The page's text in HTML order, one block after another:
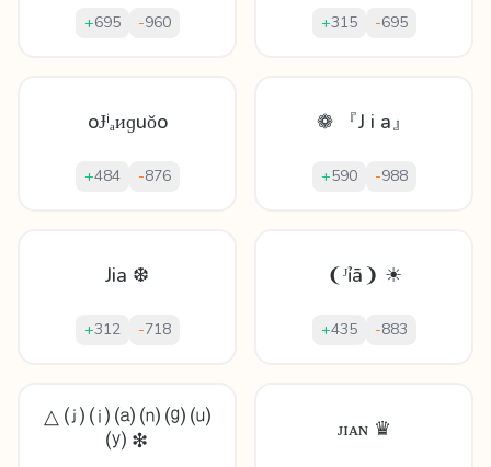
+695 -960 +315 -695
oɈⁱₐᴎɡuǒo
+484 -876
❁ 『J i a』
+590 -988
Jia ❆
+312 -718
❨ᴶỉā❩ ☀
+435 -883
△ ⒥ ⒤ ⒜ ⒩ ⒢ ⒰
⒴ ❇
ᴊɪᴀɴ ♛